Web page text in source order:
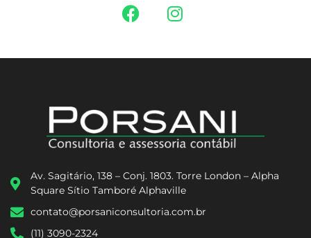
Av. Sagitário, 138 – Conj. 1803. Torre London – Alpha
Square Sítio Tamboré Alphaville
contato@porsaniconsultoria.com.br
(11) 3090-2324